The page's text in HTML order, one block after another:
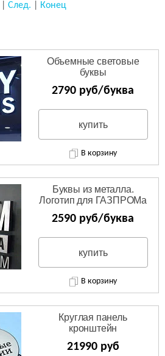
След. Конец
Объемные световые
буквы
2790 руб/буква
купить
В корзину
Буквы из металла.
Логотип для ГАЗПРОМа
из нержавейки.
2590 руб/буква
купить
В корзину
Круглая панель
кронштейн
(Двухсторонняя вывеска)
21990 руб